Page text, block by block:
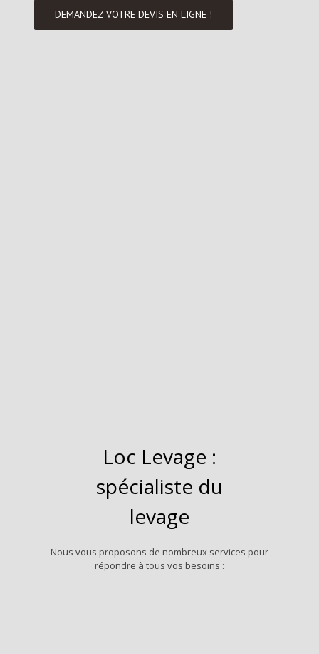
DEMANDEZ VOTRE DEVIS EN LIGNE !
Loc Levage :
spécialiste du
levage
Nous vous proposons de nombreux services pour
répondre à tous vos besoins :